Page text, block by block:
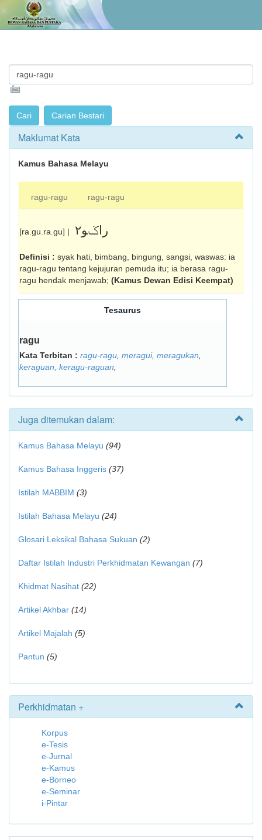
Maklumat Kata
Kamus Bahasa Melayu
ragu-ragu ragu-ragu
[ra.gu.ra.gu] | راݢو٢
Definisi : syak hati, bimbang, bingung, sangsi, waswas: ia
ragu-ragu tentang kejujuran pemuda itu; ia berasa ragu-
ragu hendak menjawab; (Kamus Dewan Edisi Keempat)
Tesaurus
ragu
Kata Terbitan : ragu-ragu meragui, meragukan
keraguan, keragu-raguan
Juga ditemukan dalam:
Kamus Bahasa Melayu (94)
Kamus Bahasa Inggeris (37)
Istilah MABBIM (3)
Istilah Bahasa Melayu (24)
Glosari Leksikal Bahasa Sukuan (2)
Daftar Istilah Industri Perkhidmatan Kewangan (7)
Khidmat Nasihat (22)
Artikel Akhbar (14)
Artikel Majalah (5)
Pantun (5)
Perkhidmatan +
Korpus
e-Tesis
e-Jurnal
e-Kamus
e-Borneo
e-Seminar
i-Pintar